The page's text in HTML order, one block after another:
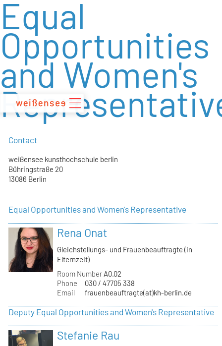
zum
Inhalt
Equal
Opportunities
and Women's
Contact
weißensee kunsthochschule berlin
Bühringstraße 20
13086 Berlin
Equal Opportunities and Women's Representative
Rena Onat
Gleichstellungs- und Frauenbeauftragte (in
Elternzeit)
Room Number A0.02
Phone
030 / 47705 338
Email
frauenbeauftragte(at)kh-berlin.de
Deputy Equal Opportunities and Women's Representative
Stefanie Rau